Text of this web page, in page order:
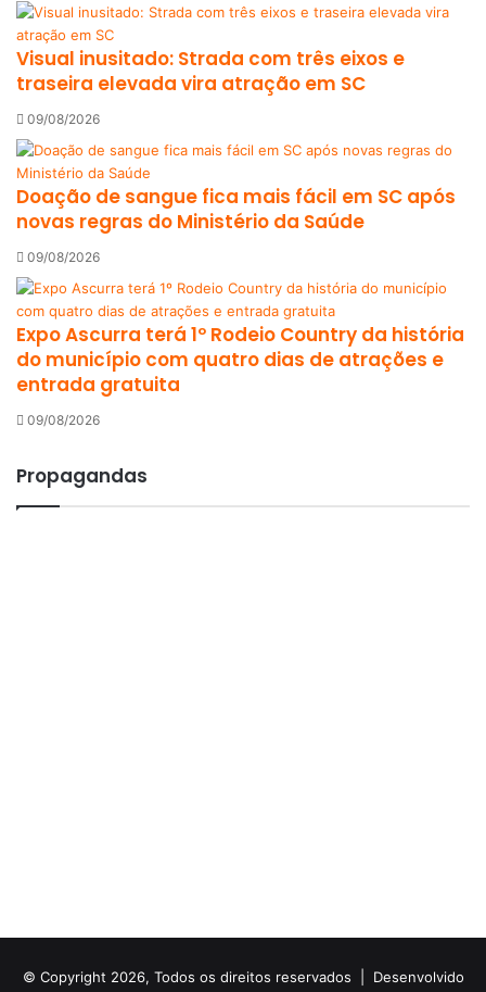
Visual inusitado: Strada com três eixos e
traseira elevada vira atração em SC
09/08/2026
Doação de sangue fica mais fácil em SC após
novas regras do Ministério da Saúde
09/08/2026
Expo Ascurra terá 1º Rodeio Country da história
do município com quatro dias de atrações e
entrada gratuita
09/08/2026
Propagandas
© Copyright 2026, Todos os direitos reservados | Desenvolvido